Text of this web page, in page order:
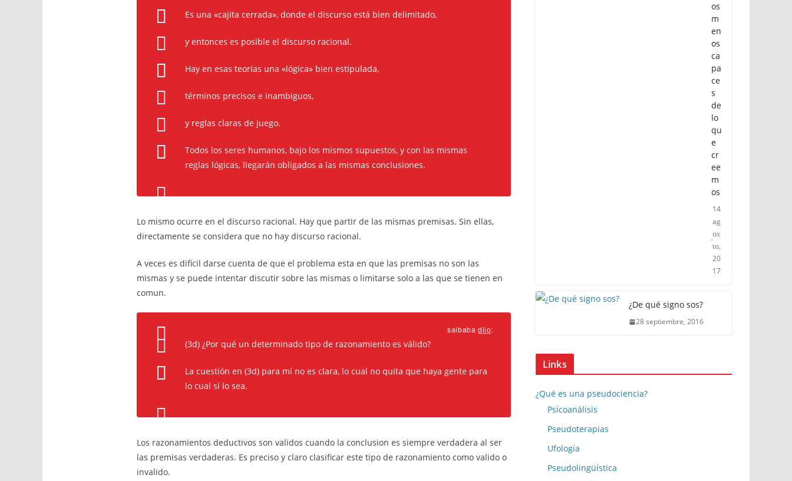
Es una «cajita cerrada», donde el discurso está bien delimitado,
y entonces es posible el discurso racional.
Hay en esas teorías una «lógica» bien estipulada,
términos precisos e inambiguos,
y reglas claras de juego.
Todos los seres humanos, bajo los mismos supuestos, y con las mismas
reglas lógicas, llegarán obligados a las mismas conclusiones.
Lo mismo ocurre en el discurso racional. Hay que partir de las mismas premisas. Sin ellas,
directamente se considera que no hay discurso racional.
A veces es dificil darse cuenta de que el problema esta en que las premisas no son las
mismas y se puede intentar discutir sobre las mismas o limitarse solo a las que se tienen en
comun.
saibaba dijo:
(3d) ¿Por qué un determinado tipo de razonamiento es válido?
La cuestión en (3d) para mí no es clara, lo cual no quita que haya gente para
lo cual sí lo sea.
Los razonamientos deductivos son validos cuando la conclusion es siempre verdadera al ser
las premisas verdaderas. Es preciso y claro clasificar este tipo de razonamiento como valido o
invalido.
os
m
en
os
ca
pa
ce
s
de
lo
qu
e
cr
ee
m
os
14
ag
os
to,
20
17
¿De qué signo sos?
28 septiembre, 2016
Links
¿Qué es una pseudociencia?
Psicoanálisis
Pseudoterapias
Ufología
Pseudolingüística